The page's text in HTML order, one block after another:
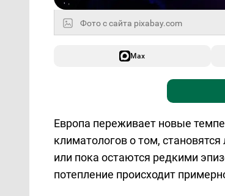
Фото с сайта pixabay.com
Max
Европа переживает новые
климатологов о том,
или пока остаются редкими
потепление происходит